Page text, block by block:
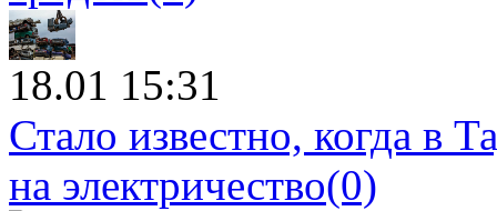
18.01 15:31
Стало известно, когда в
на электричество(0)